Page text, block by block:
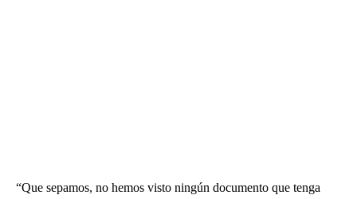
“Que sepamos, no hemos visto ningún documento que tenga